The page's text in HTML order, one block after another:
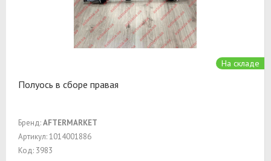
На складе
Полуось в сборе правая
Бренд:AFTERMARKET
Артикул: 1014001886
Код: 3983